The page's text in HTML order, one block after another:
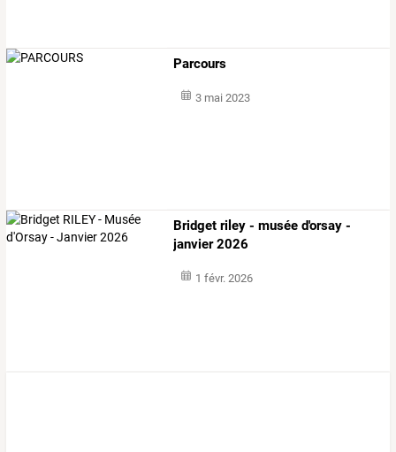
Parcours
3 mai 2023
Bridget riley - musée d'orsay -
janvier 2026
1 févr. 2026